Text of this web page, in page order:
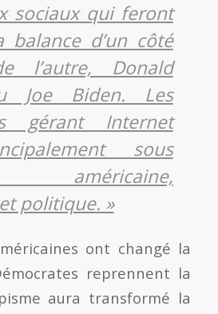
sociaux qui feront
balance d’un côté
l’autre, Donald
Joe Biden. Les
gérant Internet
sous
américaine,
politique. »
ont changé la
reprennent la
aura transformé la